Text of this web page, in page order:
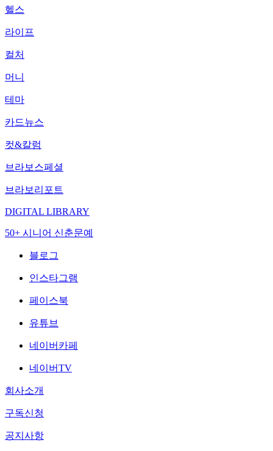
헬스
라이프
컬처
머니
테마
카드뉴스
컷&칼럼
브라보스페셜
브라보리포트
DIGITAL LIBRARY
50+ 시니어 신춘문예
블로그
인스타그램
페이스북
유튜브
네이버카페
네이버TV
회사소개
구독신청
공지사항